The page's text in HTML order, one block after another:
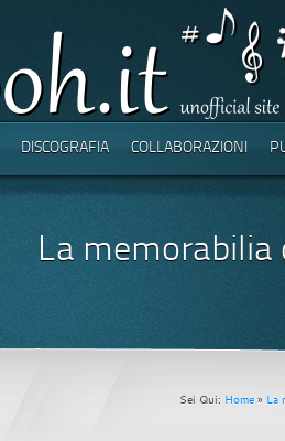
DISCOGRAFIA COLLABORAZIONI
La memorabilia
Sei Qui: Home» La